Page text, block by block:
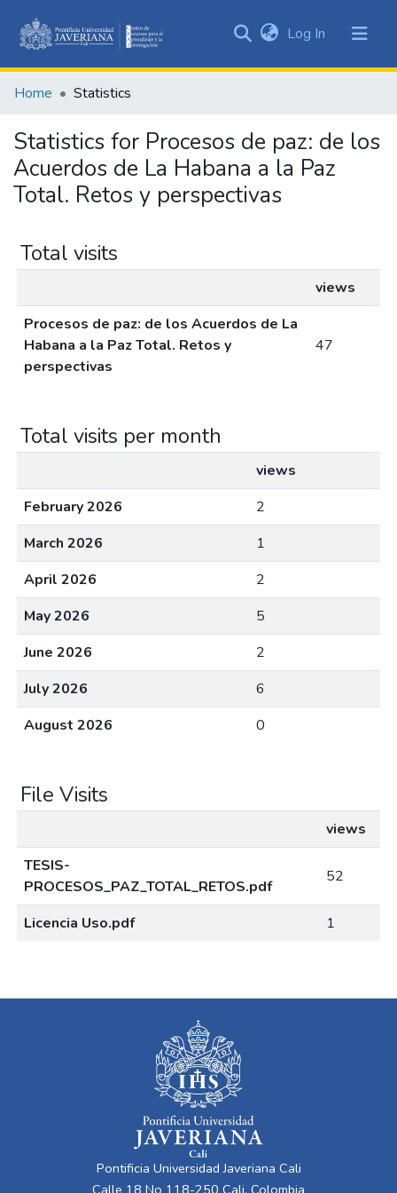
&
All of DSpace
Log In (current)
Home Statistics
Statistics for Procesos de paz: de los
Acuerdos de La Habana a la Paz
Total. Retos y perspectivas
Total visits
views
Procesos de paz: de los Acuerdos de La
Habana a la Paz Total. Retos y
perspectivas
47
Total visits per month
views
February 2026
2
March 2026
1
April 2026
2
May 2026
5
June 2026
2
July 2026
6
August 2026
0
File Visits
views
TESIS-
PROCESOS_PAZ_TOTAL_RETOS.pdf
52
Licencia Uso.pdf 1
Pontificia Universidad Javeriana Cali
Calle 18 No 118-250 Cali, Colombia